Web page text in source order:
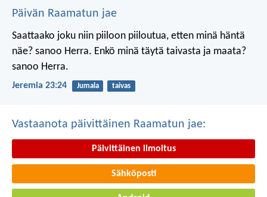
Päivän Raamatun jae
Saattaako joku niin piiloon piiloutua, etten minä häntä
näe? sanoo Herra. Enkö minä täytä taivasta ja maata?
sanoo Herra.
Jeremia 23:24 Jumala taivas
Vastaanota päivittäinen Raamatun jae:
Päivittäinen ilmoitus
Sähköposti